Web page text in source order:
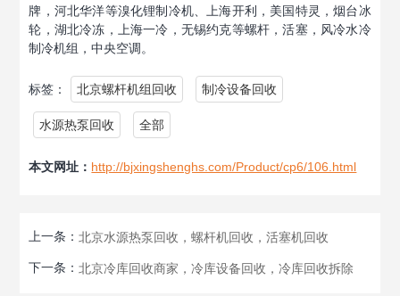
牌，河北华洋等溴化锂制冷机、上海开利，美国特灵，烟台冰
轮，湖北冷冻，上海一冷，无锡约克等螺杆，活塞，风冷水冷
制冷机组，中央空调。
标签： 北京螺杆机组回收 制冷设备回收
水源热泵回收 全部
本文网址： http://bjxingshenghs.com/Product/cp6/106.html
上一条：北京水源热泵回收，螺杆机回收，活塞机回收
下一条：北京冷库回收商家，冷库设备回收，冷库回收拆除